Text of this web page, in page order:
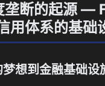
垄断的起源 —
用体系的基础
想到金融基础设